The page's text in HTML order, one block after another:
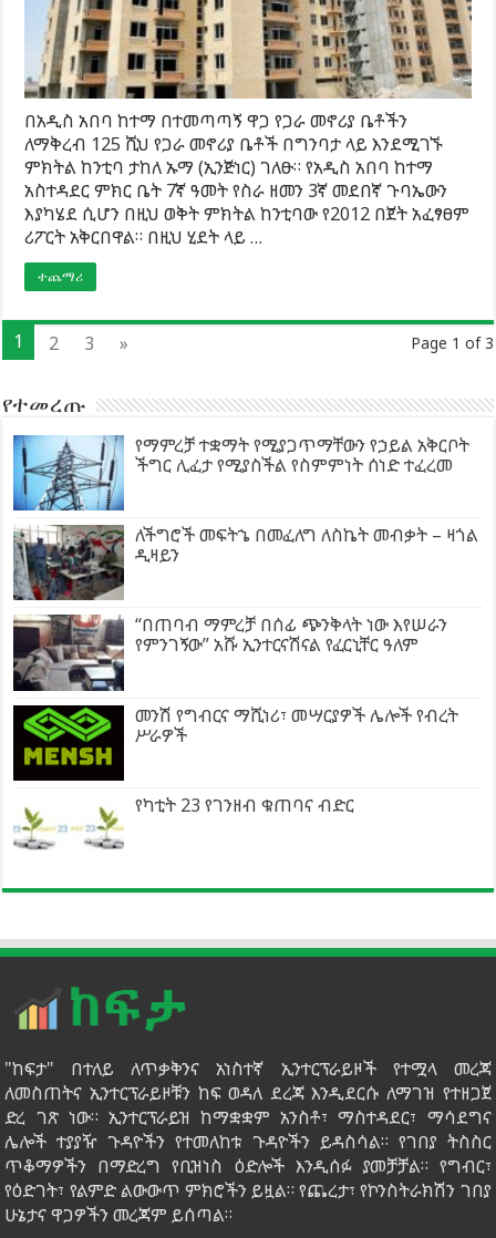
በአዲስ አበባ ከተማ በተመጣጣኝ ዋጋ የጋራ መኖሪያ ቤቶችን
ለማቅረብ 125 ሺህ የጋራ መኖሪያ ቤቶች በግንባታ ላይ እንደሚገኙ
ምክትል ከንቲባ ታከለ ኡማ (ኢንጅነር) ገለፁ። የአዲስ አበባ ከተማ
አስተዳደር ምክር ቤት 7ኛ ዓመት የስራ ዘመን 3ኛ መደበኛ ጉባኤውን
እያካሄደ ሲሆን በዚህ ወቅት ምክትል ከንቲባው የ2012 በጀት አፈፃፀም
ሪፖርት አቅርበዋል። በዚህ ሂደት ላይ …
ተጨማሪ
Page 1 of 3
1 2 3 »
የተመረጡ
የማምረቻ ተቋማት የሚያጋጥማቸውን የኃይል አቅርቦት
ችግር ሊፈታ የሚያስችል የስምምነት ሰነድ ተፈረመ
ለችግሮች መፍትኄ በመፈለግ ለስኬት መብቃት – ዛጎል
ዲዛይን
“በጠባብ ማምረቻ በሰፊ ጭንቅላት ነው እየሠራን
የምንገኝው” አሹ ኢንተርናሽናል የፈርኒቸር ዓለም
መንሽ የግብርና ማሺነሪ፣ መሣርያዎች ሌሎች የብረት
ሥራዎች
የካቲት 23 የገንዘብ ቁጠባና ብድር
"ከፍታ" በተለይ ለጥቃቅንና አነስተኛ ኢንተርፕራይዞች የተሟላ መረጃ
ለመስጠትና ኢንተርፕራይዞቹን ከፍ ወዳለ ደረጃ እንዲደርሱ ለማገዝ የተዘጋጀ
ድረ ገጽ ነው። ኢንተርፕራይዝ ከማቋቋም አንስቶ፣ ማስተዳደር፣ ማሳደግና
ሌሎች ተያያዥ ጉዳዮችን የተመለከቱ ጉዳዮችን ይዳስሳል። የገበያ ትስስር
ጥቆማዎችን በማድረግ የቢዝነስ ዕድሎች እንዲሰፉ ያመቻቻል። የግብር፣
የዕድገት፣ የልምድ ልውውጥ ምክሮችን ይዟል። የጨረታ፣ የኮንስትራክሽን ገበያ
ሁኔታና ዋጋዎችን መረጃም ይሰጣል።